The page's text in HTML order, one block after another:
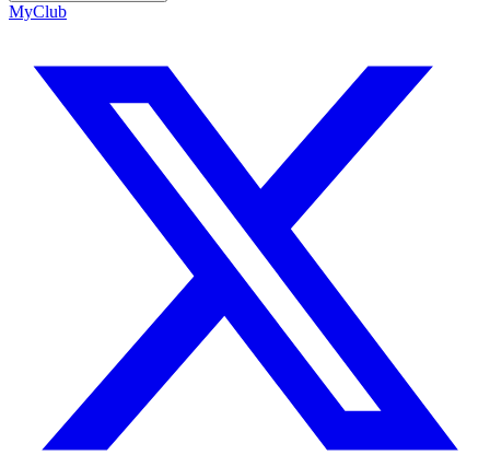
MyClub